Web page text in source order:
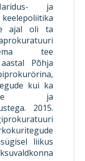
ja
ajal oli ta
tee
Põhja
kui ka
ja
2015.
liikus